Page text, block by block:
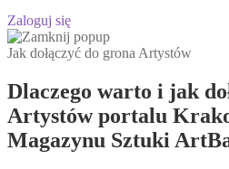
Zaloguj się
Jak dołączyć do grona Artystów
Dlaczego warto i jak
Artystów portalu
Magazynu Sztuki